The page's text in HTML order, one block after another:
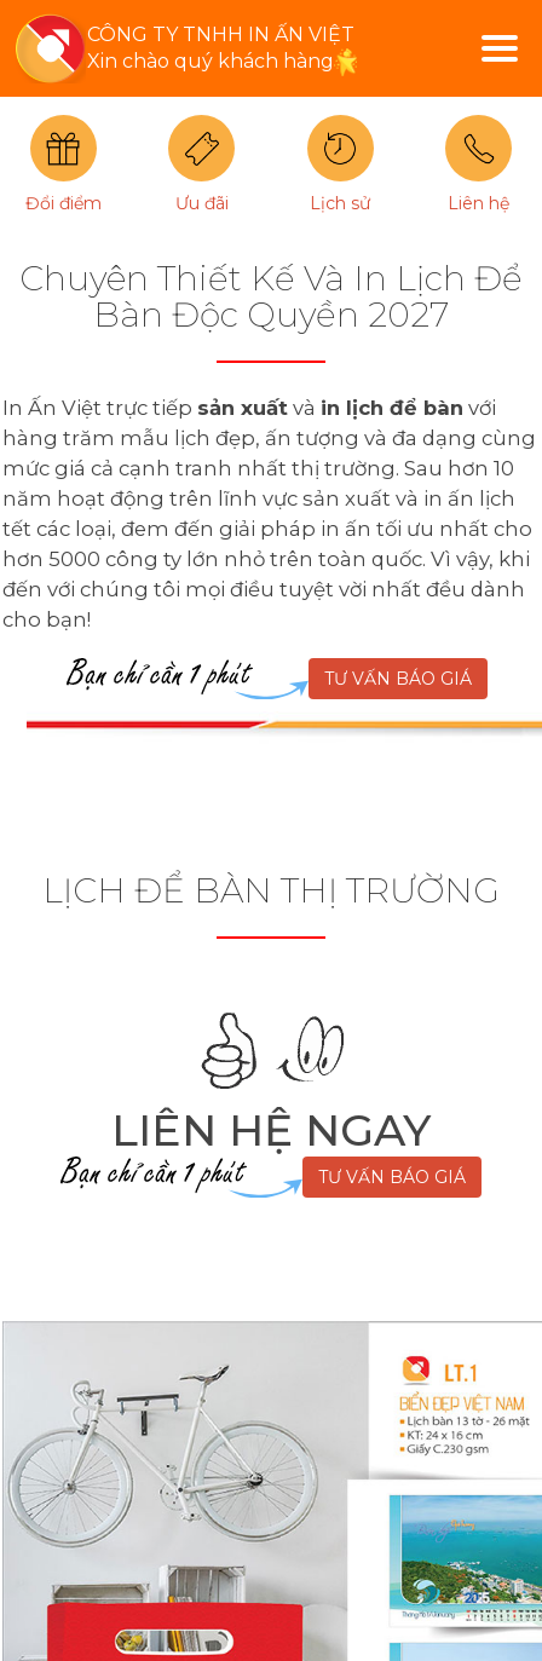
CÔNG TY TNHH IN ẤN VIỆT
Xin chào quý khách hàng
Đổi điểm Ưu đãi Lịch sử Liên hệ
Chuyên Thiết Kế Và In Lịch Để
Bàn Độc Quyền 2027
In Ấn Việt trực tiếp sản xuất và in lịch để bàn với
hàng trăm mẫu lịch đẹp, ấn tượng và đa dạng cùng
mức giá cả cạnh tranh nhất thị trường. Sau hơn 10
năm hoạt động trên lĩnh vực sản xuất và in ấn lịch
tết các loại, đem đến giải pháp in ấn tối ưu nhất cho
hơn 5000 công ty lớn nhỏ trên toàn quốc. Vì vậy, khi
đến với chúng tôi mọi điều tuyệt vời nhất đều dành
cho bạn!
TƯ VẤN BÁO GIÁ
LỊCH ĐỂ BÀN THỊ TRƯỜNG
LIÊN HỆ NGAY
TƯ VẤN BÁO GIÁ